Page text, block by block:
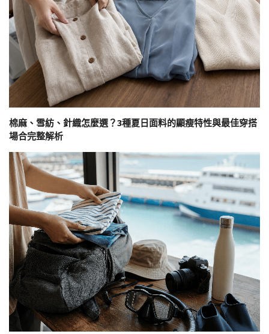
棉麻、雪紡、針織怎麼選？3種夏日面料的顯瘦特性與最佳穿搭
場合完整解析